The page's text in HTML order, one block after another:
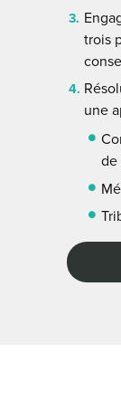
trois
une
de